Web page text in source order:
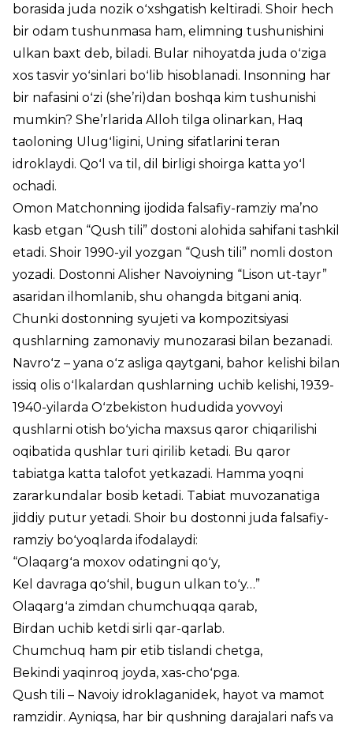
borasida juda nozik oʻxshgatish keltiradi. Shoir hech
bir odam tushunmasa ham, elimning tushunishini
ulkan baxt deb, biladi. Bular nihoyatda juda oʻziga
xos tasvir yoʻsinlari boʻlib hisoblanadi. Insonning har
bir nafasini oʻzi (she’ri)dan boshqa kim tushunishi
mumkin? She’rlarida Alloh tilga olinarkan, Haq
taoloning Ulugʻligini, Uning sifatlarini teran
idroklaydi. Qoʻl va til, dil birligi shoirga katta yoʻl
ochadi.
Omon Matchonning ijodida falsafiy-ramziy ma’no
kasb etgan “Qush tili” dostoni alohida sahifani tashkil
etadi. Shoir 1990-yil yozgan “Qush tili” nomli doston
yozadi. Dostonni Alisher Navoiyning “Lison ut-tayr”
asaridan ilhomlanib, shu ohangda bitgani aniq.
Chunki dostonning syujeti va kompozitsiyasi
qushlarning zamonaviy munozarasi bilan bezanadi.
Navroʻz – yana oʻz asliga qaytgani, bahor kelishi bilan
issiq olis oʻlkalardan qushlarning uchib kelishi, 1939-
1940-yilarda Oʻzbekiston hududida yovvoyi
qushlarni otish boʻyicha maxsus qaror chiqarilishi
oqibatida qushlar turi qirilib ketadi. Bu qaror
tabiatga katta talofot yetkazadi. Hamma yoqni
zararkundalar bosib ketadi. Tabiat muvozanatiga
jiddiy putur yetadi. Shoir bu dostonni juda falsafiy-
ramziy boʻyoqlarda ifodalaydi:
“Olaqargʻa moxov odatingni qoʻy,
Kel davraga qoʻshil, bugun ulkan toʻy…”
Olaqargʻa zimdan chumchuqqa qarab,
Birdan uchib ketdi sirli qar-qarlab.
Chumchuq ham pir etib tislandi chetga,
Bekindi yaqinroq joyda, xas-choʻpga.
Qush tili – Navoiy idroklaganidek, hayot va mamot
ramzidir. Ayniqsa, har bir qushning darajalari nafs va